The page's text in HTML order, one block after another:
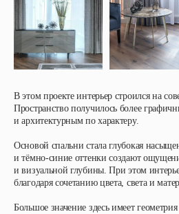
В этом проекте интерьер строился на
Пространство получилось более
и архитектурным по характеру.
Основой спальни стала глубокая
и тёмно-синие оттенки создают
и визуальной глубины. При этом
благодаря сочетанию цвета, света и
Большое значение здесь имеет